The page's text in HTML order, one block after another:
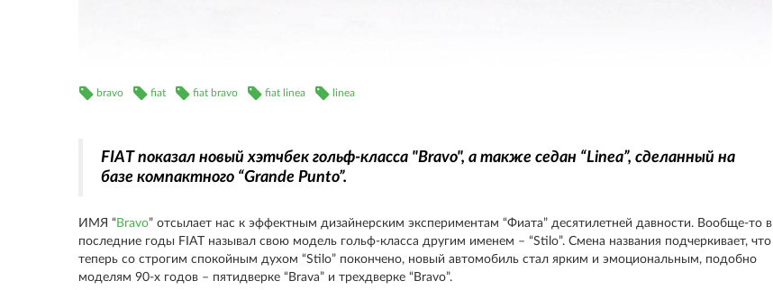
bravo fiat fiat bravo fiat linea linea
FIAT показал новый хэтчбек гольф-класса "Bravo", а также седан “Linea”, сделанный на
базе компактного “Grande Punto”.
ИМЯ “Bravo” отсылает нас к эффектным дизайнерским экспериментам “Фиата” десятилетней давности. Вообще-то в
последние годы FIAT называл свою модель гольф-класса другим именем – “Stilo”. Смена названия подчеркивает, что
теперь со строгим спокойным духом “Stilo” покончено, новый автомобиль стал ярким и эмоциональным, подобно
моделям 90-х годов – пятидверке “Brava” и трехдверке “Bravo”.